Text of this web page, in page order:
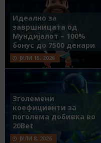
Идеално за
завршницата од
Мундијалот – 100%
бонус до 7500 денари
ЈУЛИ 15, 2026
Зголемени
коефициенти за
поголема добивка во
20Bet
ЈУЛИ 8, 2026